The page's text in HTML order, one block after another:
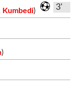
3'
Kumbedi)
)